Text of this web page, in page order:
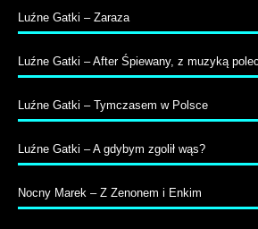
Luźne Gatki – Zaraza
Luźne Gatki – After Śpiewany, z muzyką
Luźne Gatki – Tymczasem w Polsce
Luźne Gatki – A gdybym zgolił wąs?
Nocny Marek – Z Zenonem i Enkim